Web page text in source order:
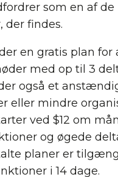
som en af
der findes.
en gratis plan for
med op til 3
også et
eller mindre
ved $12 om
og øgede
planer er
i 14 dage.